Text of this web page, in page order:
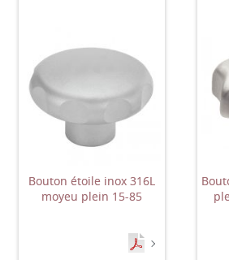
Bouton étoile inox 316L
moyeu plein 15-85